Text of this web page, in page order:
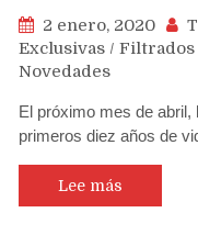
2 enero, 2020
Exclusivas / Filtrados
Novedades
El próximo mes de
primeros diez años de
Lee más